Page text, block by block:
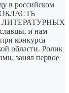
в российском
ОБЛАСТЬ
и нам
конкурса
области. Ролик
занял первое